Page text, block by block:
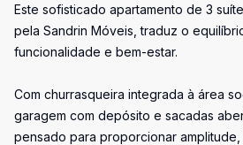
Este sofisticado apartamento de 3
pela Sandrin Móveis, traduz o
funcionalidade e bem-estar.
Com churrasqueira integrada à área
garagem com depósito e sacadas
pensado para proporcionar amplitude,